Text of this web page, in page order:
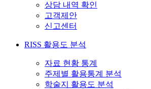
상담 내역 확인
고객제안
신고센터
RISS 활용도 분석
자료 현황 통계
주제별 활용통계 분석
학술지 활용도 분석